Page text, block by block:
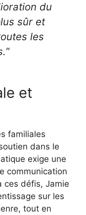
du
sûr et
les
et
familiales
dans le
exige une
communication
ces défis, Jamie
sur les
tout en